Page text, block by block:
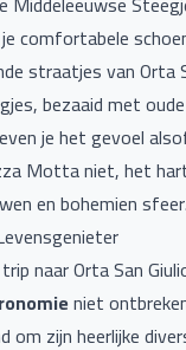
comfortabele
straatjes van Orta
bezaaid met
je het gevoel
Motta niet, het
en bohemien sfeer.
naar Orta San
niet
om zijn heerlijke